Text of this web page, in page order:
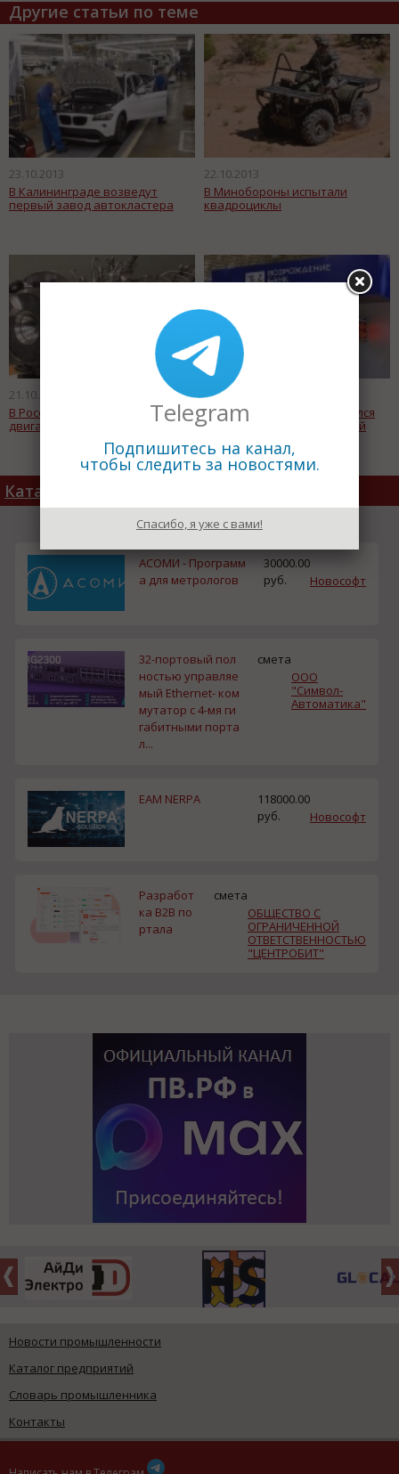
Другие статьи по теме
23.10.2013
В Калининграде возведут
первый завод автокластера
22.10.2013
В Минобороны испытали
квадроциклы
21.10.2013
В России испытают водородный
двигатель
21.10.2013
Банк «Возрождение» лишился
десятков миллионов рублей
Каталог товаров
АСОМИ - Программ
а для метрологов
30000.00
руб.
Новософт
32-портовый пол
ностью управляе
мый Ethernet- ком
мутатор с 4-мя ги
габитными порта
л...
смета
ООО
"Символ-
Автоматика"
EAM NERPA
118000.00
руб.
Новософт
Разработ
ка B2B по
ртала
смета
ОБЩЕСТВО С
ОГРАНИЧЕННОЙ
ОТВЕТСТВЕННОСТЬЮ
"ЦЕНТРОБИТ"
Новости промышленности
Каталог предприятий
Словарь промышленника
Контакты
Telegram
Подпишитесь на канал,
чтобы следить за новостями.
Спасибо, я уже с вами!